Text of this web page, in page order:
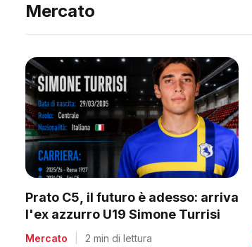
Mercato
Prato C5, il futuro è adesso: arriva
l'ex azzurro U19 Simone Turrisi
Mercato 2 min di lettura